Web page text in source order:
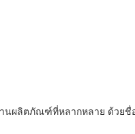
นผลิตภัณฑ์ที่หลากหลาย ด้ว